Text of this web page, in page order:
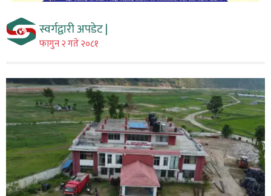
स्वर्गद्वारी अपडेट |
फागुन २ गते २०८१